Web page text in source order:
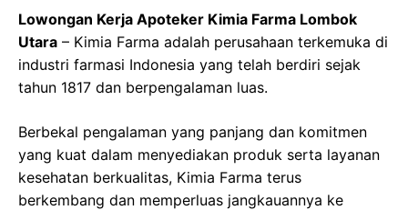
Lowongan Kerja Apoteker Kimia Farma Lombok
Utara – Kimia Farma adalah perusahaan terkemuka di
industri farmasi Indonesia yang telah berdiri sejak
tahun 1817 dan berpengalaman luas.
Berbekal pengalaman yang panjang dan komitmen
yang kuat dalam menyediakan produk serta layanan
kesehatan berkualitas, Kimia Farma terus
berkembang dan memperluas jangkauannya ke